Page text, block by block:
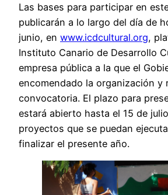
Las bases para participar en
publicarán a lo largo del día de
junio, en www.icdcultural.org,
Instituto Canario de Desarrollo
empresa pública a la que el
encomendado la organización y
convocatoria. El plazo para
estará abierto hasta el 15 de
proyectos que se puedan
finalizar el presente año.